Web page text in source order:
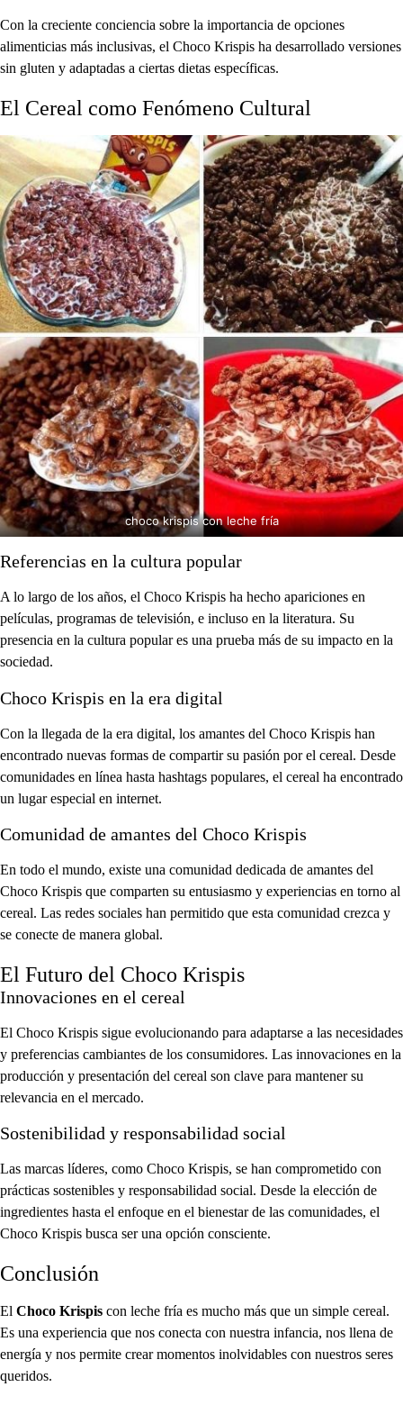
Con la creciente conciencia sobre la importancia de opciones
alimenticias más inclusivas, el Choco Krispis ha desarrollado versiones
sin gluten y adaptadas a ciertas dietas específicas.
El Cereal como Fenómeno Cultural
choco krispis con leche fría
Referencias en la cultura popular
A lo largo de los años, el Choco Krispis ha hecho apariciones en
películas, programas de televisión, e incluso en la literatura. Su
presencia en la cultura popular es una prueba más de su impacto en la
sociedad.
Choco Krispis en la era digital
Con la llegada de la era digital, los amantes del Choco Krispis han
encontrado nuevas formas de compartir su pasión por el cereal. Desde
comunidades en línea hasta hashtags populares, el cereal ha encontrado
un lugar especial en internet.
Comunidad de amantes del Choco Krispis
En todo el mundo, existe una comunidad dedicada de amantes del
Choco Krispis que comparten su entusiasmo y experiencias en torno al
cereal. Las redes sociales han permitido que esta comunidad crezca y
se conecte de manera global.
El Futuro del Choco Krispis
Innovaciones en el cereal
El Choco Krispis sigue evolucionando para adaptarse a las necesidades
y preferencias cambiantes de los consumidores. Las innovaciones en la
producción y presentación del cereal son clave para mantener su
relevancia en el mercado.
Sostenibilidad y responsabilidad social
Las marcas líderes, como Choco Krispis, se han comprometido con
prácticas sostenibles y responsabilidad social. Desde la elección de
ingredientes hasta el enfoque en el bienestar de las comunidades, el
Choco Krispis busca ser una opción consciente.
Conclusión
El Choco Krispis con leche fría es mucho más que un simple cereal.
Es una experiencia que nos conecta con nuestra infancia, nos llena de
energía y nos permite crear momentos inolvidables con nuestros seres
queridos.